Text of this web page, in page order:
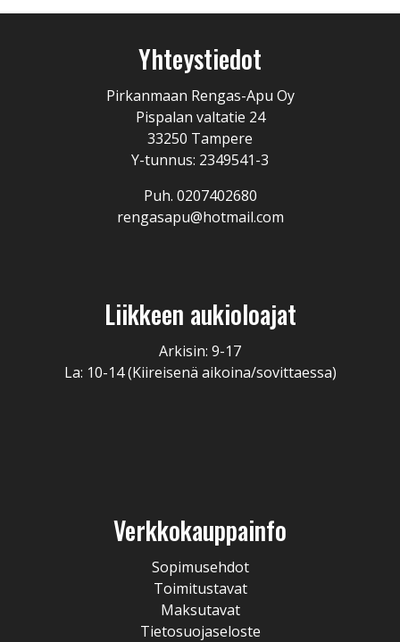
Yhteystiedot
Pirkanmaan Rengas-Apu Oy
Pispalan valtatie 24
33250 Tampere
Y-tunnus: 2349541-3
Puh. 0207402680
rengasapu@hotmail.com
Liikkeen aukioloajat
Arkisin: 9-17
La: 10-14 (Kiireisenä aikoina/sovittaessa)
Verkkokauppainfo
Sopimusehdot
Toimitustavat
Maksutavat
Tietosuojaseloste